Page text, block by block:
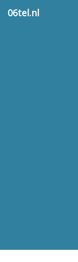
06tel.nl